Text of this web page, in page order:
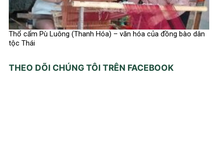
Thổ cẩm Pù Luông (Thanh Hóa) – văn hóa của đồng bào dân
tộc Thái
THEO DÕI CHÚNG TÔI TRÊN FACEBOOK